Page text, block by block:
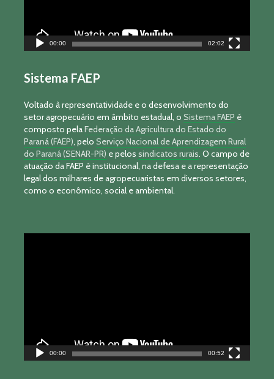
00:00 02:02
Sistema FAEP
Voltado à representatividade e o desenvolvimento do
setor agropecuário em âmbito estadual, o Sistema FAEP é
composto pelaFederação da Agricultura do Estado do
Paraná (FAEP), pelo Serviço Nacional de Aprendizagem Rural
do Paraná (SENAR-PR) e pelos sindicatos rurais. O campo de
atuação da FAEP é institucional, na defesa e a representação
legal dos milhares de agropecuaristas em diversos setores,
como o econômico, social e ambiental.
00:00 00:52